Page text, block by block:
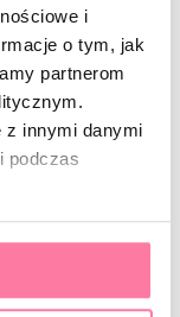
i
o tym, jak
partnerom
z innymi danymi
podczas
danych
„PAULINA
3, 31-011
informacji w
mój adres e-mail,
chwili mogę
SIĘ